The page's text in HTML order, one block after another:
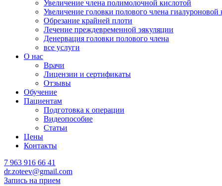
Увеличение члена полимолочной кислотой
Увеличение головки полового члена гиалуроновой
Обрезание крайней плоти
Лечение преждевременной эякуляции
Денервация головки полового члена
все услуги
О нас
Врачи
Лицензии и сертификаты
Отзывы
Обучение
Пациентам
Подготовка к операции
Видеопособие
Статьи
Цены
Контакты
7 963 916 66 41
dr.zoteev@gmail.com
Запись на прием